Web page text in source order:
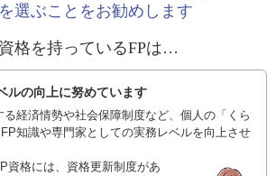
選ぶことをお勧めします
格を持っているFPは…
ルの向上に努めています
る経済情勢や社会保障制度など、個人の「くら
知識や専門家としての実務レベルを向上させ
資格には、資格更新制度があ